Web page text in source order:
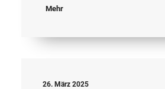
Mehr
26. März 2025